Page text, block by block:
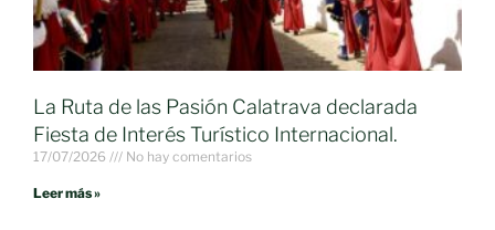
La Ruta de las Pasión Calatrava declarada
Fiesta de Interés Turístico Internacional.
17/07/2026 No hay comentarios
Leer más »